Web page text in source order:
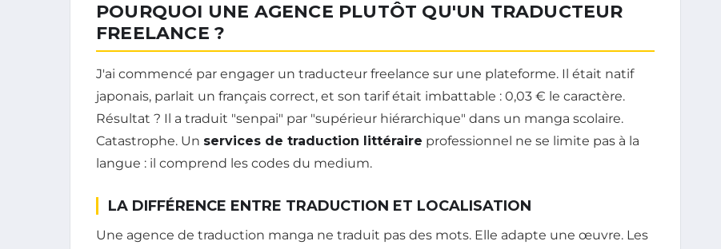
POURQUOI UNE AGENCE PLUTÔT QU'UN TRADUCTEUR
FREELANCE ?
J'ai commencé par engager un traducteur freelance sur une plateforme. Il était natif
japonais, parlait un français correct, et son tarif était imbattable : 0,03 € le caractère.
Résultat ? Il a traduit "senpai" par "supérieur hiérarchique" dans un manga scolaire.
Catastrophe. Un services de traduction littéraire professionnel ne se limite pas à la
langue : il comprend les codes du medium.
LA DIFFÉRENCE ENTRE TRADUCTION ET LOCALISATION
Une agence de traduction manga ne traduit pas des mots. Elle adapte une œuvre. Les